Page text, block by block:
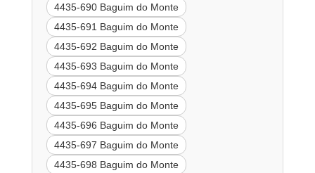
4435-690 Baguim do Monte
4435-691 Baguim do Monte
4435-692 Baguim do Monte
4435-693 Baguim do Monte
4435-694 Baguim do Monte
4435-695 Baguim do Monte
4435-696 Baguim do Monte
4435-697 Baguim do Monte
4435-698 Baguim do Monte